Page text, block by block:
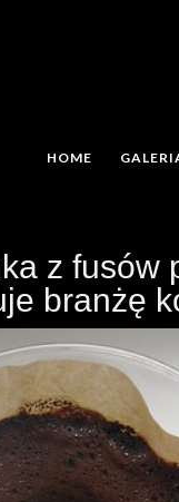
HOME
z fusów
branżę